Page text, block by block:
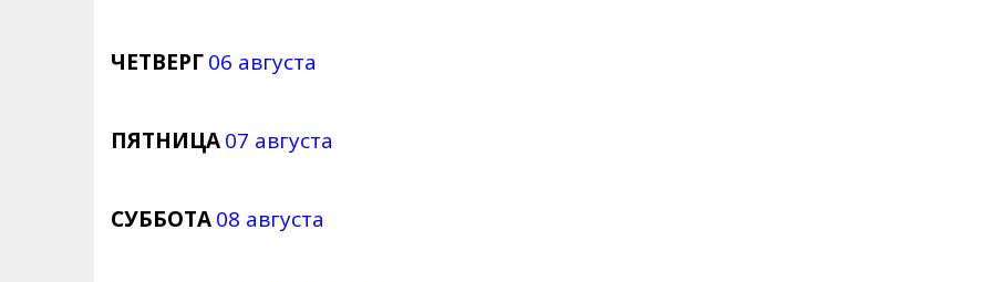
ЧЕТВЕРГ06 августа
ПЯТНИЦА07 августа
СУББОТА08 августа